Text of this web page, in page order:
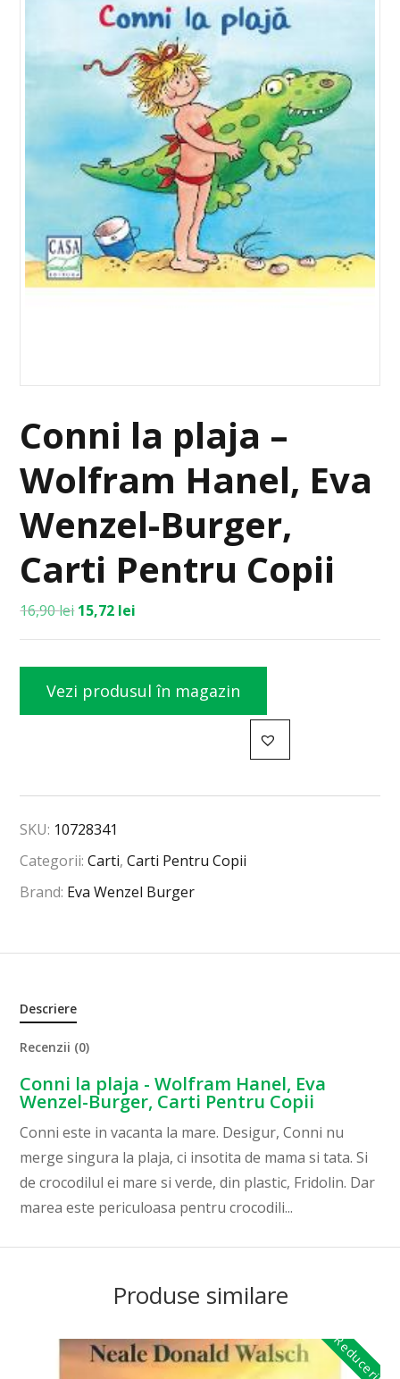
Conni la plaja –
Wolfram Hanel, Eva
Wenzel-Burger,
Carti Pentru Copii
16,90lei 15,72 lei
Vezi produsul în magazin
SKU: 10728341
Categorii:Carti,Carti Pentru Copii
Brand: Eva Wenzel Burger
Descriere
Recenzii (0)
Conni la plaja - Wolfram Hanel, Eva
Wenzel-Burger, Carti Pentru Copii
Conni este in vacanta la mare. Desigur, Conni nu
merge singura la plaja, ci insotita de mama si tata. Si
de crocodilul ei mare si verde, din plastic, Fridolin. Dar
marea este periculoasa pentru crocodili...
Produse similare
Reduceri!